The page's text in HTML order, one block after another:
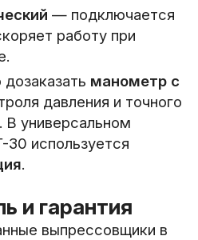
— подключается
работу при
манометр с
давления и точного
В универсальном
используется
.
и гарантия
выпрессовщики в